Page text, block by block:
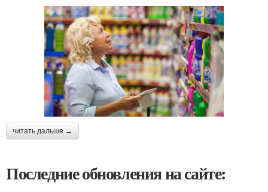
читать дальше →
Последние обновления на сайте: